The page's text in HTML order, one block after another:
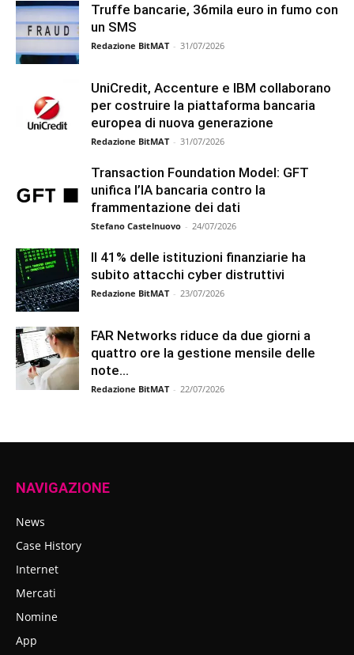
Truffe bancarie, 36mila euro in fumo con
un SMS
Redazione BitMAT - 31/07/2026
UniCredit, Accenture e IBM collaborano
per costruire la piattaforma bancaria
europea di nuova generazione
Redazione BitMAT - 31/07/2026
Transaction Foundation Model: GFT
unifica l’IA bancaria contro la
frammentazione dei dati
Stefano Castelnuovo - 24/07/2026
Il 41% delle istituzioni finanziarie ha
subito attacchi cyber distruttivi
Redazione BitMAT - 23/07/2026
FAR Networks riduce da due giorni a
quattro ore la gestione mensile delle
note...
Redazione BitMAT - 22/07/2026
NAVIGAZIONE
News
Case History
Internet
Mercati
Nomine
App